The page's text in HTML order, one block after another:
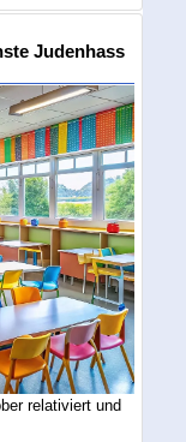
Judenhass
relativiert und